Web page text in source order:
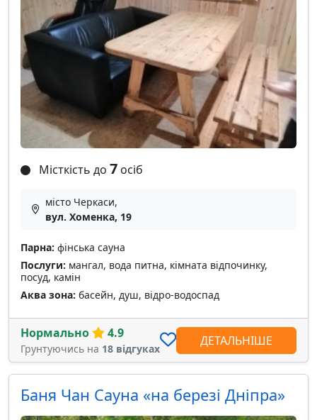
Місткість до 7 осіб
місто Черкаси,
вул. Хоменка, 19
Парна: фінська сауна
Послуги: мангал, вода питна, кімната відпочинку,
посуд, камін
Аква зона: басейн, душ, відро-водоспад
Нормально 4.9
Грунтуючись на 18 відгуках
ДЕТАЛЬНІШЕ
Баня Чан Сауна «на березі Дніпра»